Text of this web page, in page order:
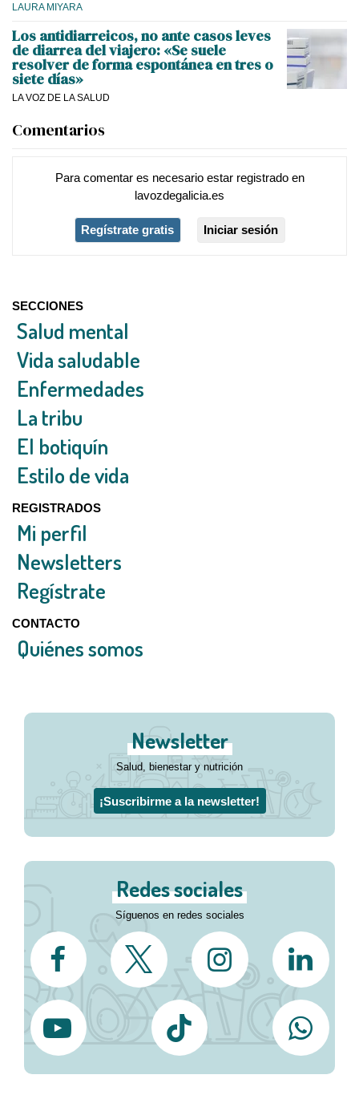
LAURA MIYARA
Los antidiarreicos, no ante casos leves
de diarrea del viajero: «Se suele
resolver de forma espontánea en tres o
siete días»
LA VOZ DE LA SALUD
Comentarios
Para comentar es necesario estar registradoen
lavozdegalicia.es
Regístrate gratis Iniciar sesión
SECCIONES
Salud mental
Vida saludable
Enfermedades
La tribu
El botiquín
Estilo de vida
REGISTRADOS
Mi perfil
Newsletters
Regístrate
CONTACTO
Quiénes somos
Newsletter
Salud, bienestar y nutrición
¡Suscribirme a la newsletter!
Redes sociales
Síguenos en redes sociales